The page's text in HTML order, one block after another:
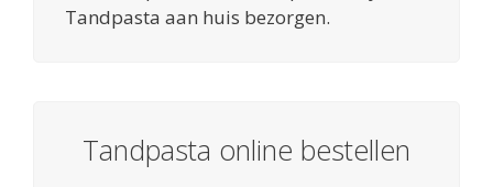
Tandpasta aan huis bezorgen.
Tandpasta online bestellen